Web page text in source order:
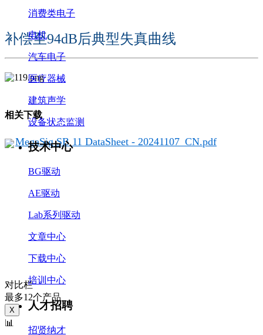
补偿至94dB后典型失真曲线
相关下载
MegaSig SB 11 DataSheet - 20241107_CN.pdf
对比栏
最多12个产品
X
📊
消费类电子
电机
汽车电子
医疗器械
建筑声学
设备状态监测
技术中心
BG驱动
AE驱动
Lab系列驱动
文章中心
下载中心
培训中心
人才招聘
招贤纳才